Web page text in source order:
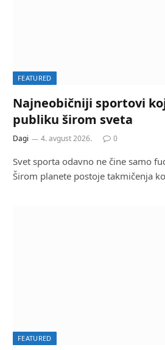
FEATURED
Najneobičniji sportovi
publiku širom sveta
Dagi 4. avgust 2026. 0
Svet sporta odavno ne čine samo
Širom planete postoje takmičenja
FEATURED